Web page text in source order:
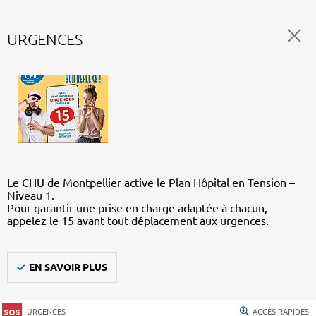
URGENCES
Le CHU de Montpellier active le Plan Hôpital en Tension –
Niveau 1.
Pour garantir une prise en charge adaptée à chacun,
appelez le 15 avant tout déplacement aux urgences.
EN SAVOIR PLUS
URGENCES ACCÈS RAPIDES